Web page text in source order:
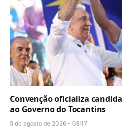
Convenção oficializa
ao Governo do Tocantins
5 de agosto de 2026 - 08:17